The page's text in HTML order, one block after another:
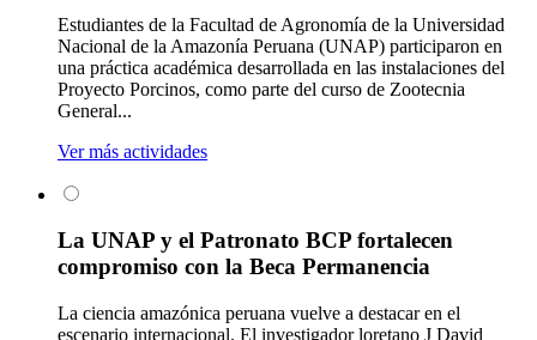
Estudiantes de la Facultad de Agronomía de la Universidad
Nacional de la Amazonía Peruana (UNAP) participaron en
una práctica académica desarrollada en las instalaciones del
Proyecto Porcinos, como parte del curso de Zootecnia
General...
Ver más actividades
La UNAP y el Patronato BCP fortalecen
compromiso con la Beca Permanencia
La ciencia amazónica peruana vuelve a destacar en el
escenario internacional. El investigador loretano J David